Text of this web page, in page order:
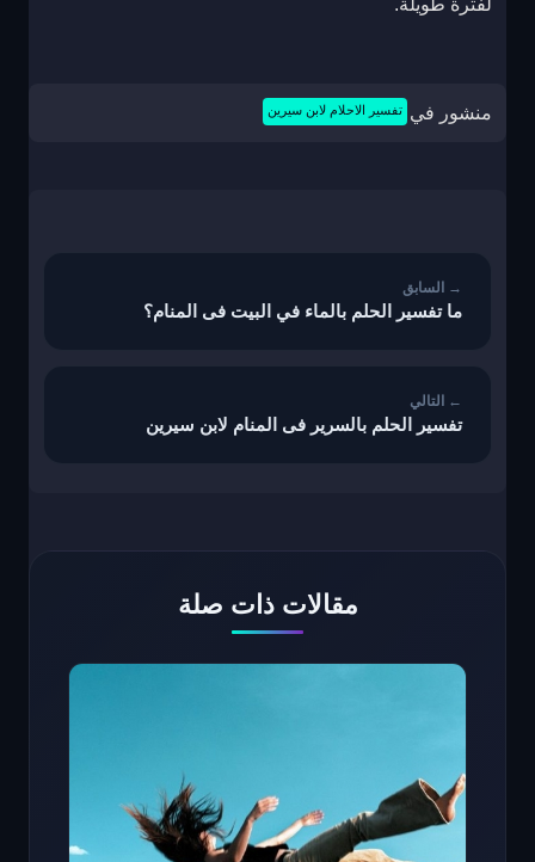
لفترة طويلة.
منشور في تفسير الاحلام لابن سيرين
ما تفسير الحلم بالماء في البيت فى المنام؟
تفسير الحلم بالسرير فى المنام لابن سيرين
مقالات ذات صلة